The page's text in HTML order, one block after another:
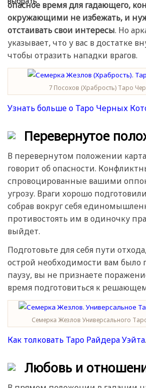
опасное время для гадающего,
окружающими не избежать, и
отстаивать свои интересы. Но
указывает, что у вас в достатке
чтобы отразить нападки врагов.
7 Посохов (Храбрость) Таро
Узнать больше о Таро Черных
Перевернутое
В перевернутом положении
говорит об опасности.
спровоцированные вашими
угрозу. Враги хорошо
собрав вокруг себя
противостоять им в одиночку
выйдет.
Подготовьте для себя пути
острой необходимости вам было
паузу, вы не признаете
время подготовиться к
Семерка Жезлов Универсального
Как толковать Таро Райдера Уэйта.
Любовь и